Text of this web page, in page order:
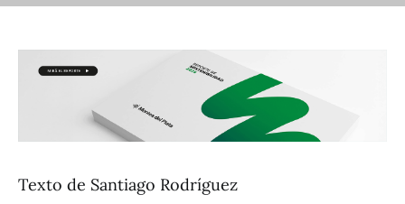
Texto de Santiago Rodríguez